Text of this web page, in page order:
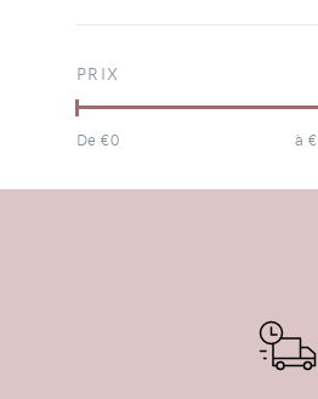
PRIX
De €0 à €